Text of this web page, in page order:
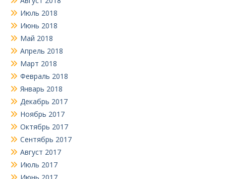
Июль 2018
Июнь 2018
Май 2018
Апрель 2018
Март 2018
Февраль 2018
Январь 2018
Декабрь 2017
Ноябрь 2017
Октябрь 2017
Сентябрь 2017
Август 2017
Июль 2017